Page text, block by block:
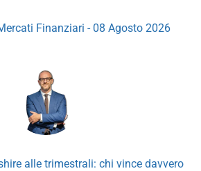
Finanziari - 08 Agosto 2026
alle trimestrali: chi vince davvero